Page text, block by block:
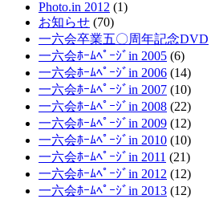
Photo.in 2012 (1)
お知らせ (70)
一六会卒業五〇周年記念DVD
一六会ﾎｰﾑﾍﾟｰｼﾞin 2005 (6)
一六会ﾎｰﾑﾍﾟｰｼﾞin 2006 (14)
一六会ﾎｰﾑﾍﾟｰｼﾞin 2007 (10)
一六会ﾎｰﾑﾍﾟｰｼﾞin 2008 (22)
一六会ﾎｰﾑﾍﾟｰｼﾞin 2009 (12)
一六会ﾎｰﾑﾍﾟｰｼﾞin 2010 (10)
一六会ﾎｰﾑﾍﾟｰｼﾞin 2011 (21)
一六会ﾎｰﾑﾍﾟｰｼﾞin 2012 (12)
一六会ﾎｰﾑﾍﾟｰｼﾞin 2013 (12)